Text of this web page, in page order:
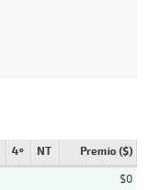
4º NT Premio ($)
$0